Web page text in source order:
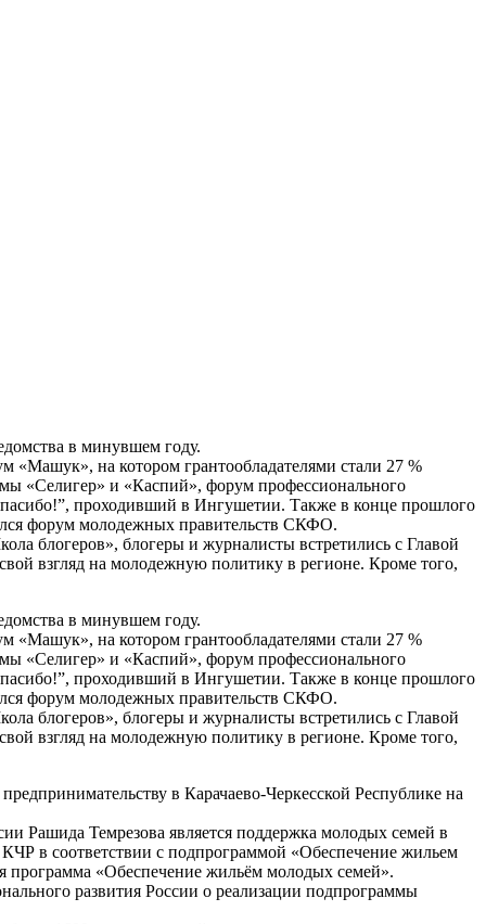
в минувшем году.
«Машук», на котором грантообладателями стали 27 %
«Селигер» и «Каспий», форум профессионального
проходивший в Ингушетии. Также в конце прошлого
форум молодежных правительств СКФО.
блогеров», блогеры и журналисты встретились с Главой
взгляд на молодежную политику в регионе. Кроме того,
в минувшем году.
«Машук», на котором грантообладателями стали 27 %
«Селигер» и «Каспий», форум профессионального
проходивший в Ингушетии. Также в конце прошлого
форум молодежных правительств СКФО.
блогеров», блогеры и журналисты встретились с Главой
взгляд на молодежную политику в регионе. Кроме того,
в Карачаево-Черкесской Республике на
Рашида Темрезова является поддержка молодых семей в
в соответствии с подпрограммой «Обеспечение жильем
программа «Обеспечение жильём молодых семей».
развития России о реализации подпрограммы